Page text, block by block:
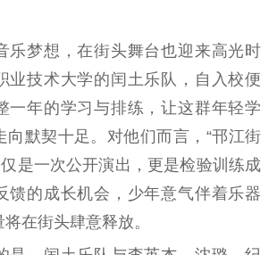
要闻 学习在线
文化人才
数据资源
公共服务
梦想，在街头舞台也迎来高光时
业技术大学的闰土乐队，自入校便
一年的学习与排练，让这群年轻学
向默契十足。对他们而言，“邗江街
仅是一次公开演出，更是检验训练成
馈的成长机会，少年意气伴着乐器
在街头肆意释放。